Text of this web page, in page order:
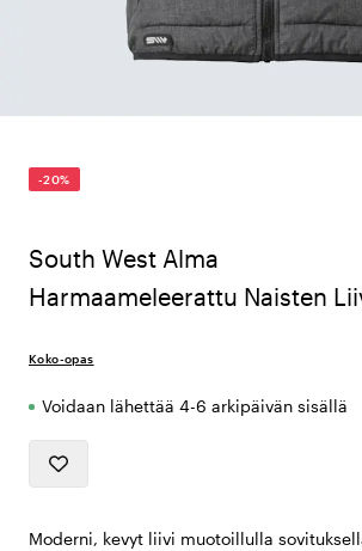
-20%
South West Alma
Harmaameleerattu Naisten
Koko-opas
Voidaan lähettää 4-6 arkipäivän sisällä
Moderni, kevyt liivi muotoillulla